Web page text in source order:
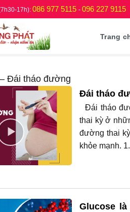
17h): 086 977 5115 - 096 227 9115
Trang
Đái tháo đường
Đái tháo
Đái tháo
thai kỳ ở
đường thai
khỏe mạnh.
Glucose